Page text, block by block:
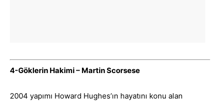
4-Göklerin Hakimi – Martin Scorsese
2004 yapımı Howard Hughes’ın hayatını konu alan